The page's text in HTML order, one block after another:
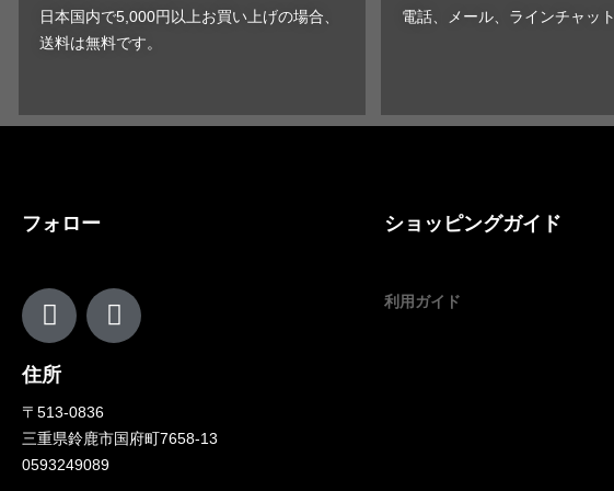
日本国内で5,000円以上お買い上げの場合、
送料は無料です。
電話、メール、ラインチャット
フォロー
住所
〒513-0836
三重県鈴鹿市国府町7658-13
0593249089
ショッピングガイド
利用ガイド